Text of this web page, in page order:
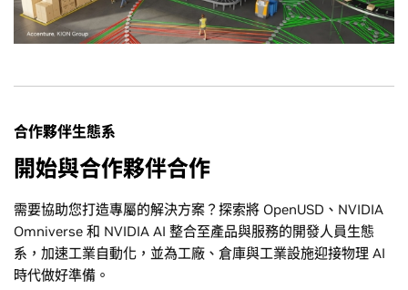
合作夥伴生態系
開始與合作夥伴合作
需要協助您打造專屬的解決方案？探索將 OpenUSD、NVIDIA
Omniverse 和 NVIDIA AI 整合至產品與服務的開發人員生態
系，加速工業自動化，並為工廠、倉庫與工業設施迎接物理 AI
時代做好準備。